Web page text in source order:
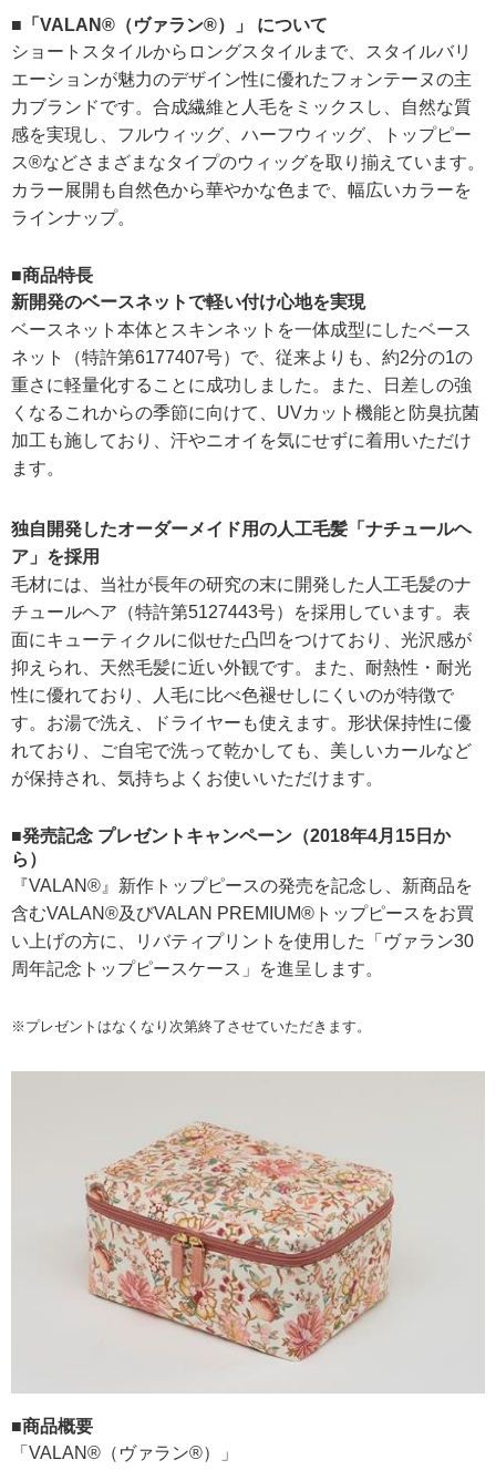
■「VALAN®（ヴァラン®）」 について
ショートスタイルからロングスタイルまで、スタイルバリ
エーションが魅力のデザイン性に優れたフォンテーヌの主
力ブランドです。合成繊維と人毛をミックスし、自然な質
感を実現し、フルウィッグ、ハーフウィッグ、トップピー
ス®などさまざまなタイプのウィッグを取り揃えています。
カラー展開も自然色から華やかな色まで、幅広いカラーを
ラインナップ。
■商品特長
新開発のベースネットで軽い付け心地を実現
ベースネット本体とスキンネットを一体成型にしたベース
ネット（特許第6177407号）で、従来よりも、約2分の1の
重さに軽量化することに成功しました。また、日差しの強
くなるこれからの季節に向けて、UVカット機能と防臭抗菌
加工も施しており、汗やニオイを気にせずに着用いただけ
ます。
独自開発したオーダーメイド用の人工毛髪「ナチュールヘ
ア」を採用
毛材には、当社が長年の研究の末に開発した人工毛髪のナ
チュールヘア（特許第5127443号）を採用しています。表
面にキューティクルに似せた凸凹をつけており、光沢感が
抑えられ、天然毛髪に近い外観です。また、耐熱性・耐光
性に優れており、人毛に比べ色褪せしにくいのが特徴で
す。お湯で洗え、ドライヤーも使えます。形状保持性に優
れており、ご自宅で洗って乾かしても、美しいカールなど
が保持され、気持ちよくお使いいただけます。
■発売記念 プレゼントキャンペーン（2018年4月15日か
ら）
『VALAN®』新作トップピースの発売を記念し、新商品を
含むVALAN®及びVALAN PREMIUM®トップピースをお買
い上げの方に、リバティプリントを使用した「ヴァラン30
周年記念トップピースケース」を進呈します。
※プレゼントはなくなり次第終了させていただきます。
■商品概要
「VALAN®（ヴァラン®）」